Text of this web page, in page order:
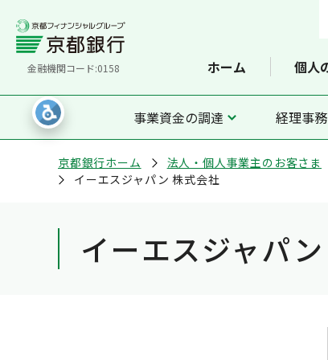
金融機関コード:0158 ホーム 個人
事業資金の調達 経理事
京都銀行ホーム 法人・個人事業主のお客さま
イーエスジャパン 株式会社
イーエスジャパ